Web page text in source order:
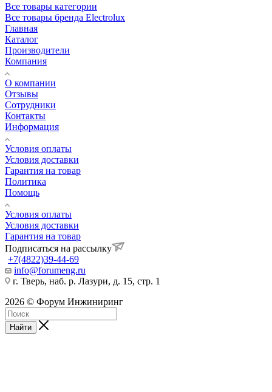
Все товары категории
Все товары бренда Electrolux
Главная
Каталог
Производители
Компания
О компании
Отзывы
Сотрудники
Контакты
Информация
Условия оплаты
Условия доставки
Гарантия на товар
Политика
Помощь
Условия оплаты
Условия доставки
Гарантия на товар
Подписаться на рассылку
+7(4822)39-44-69
info@forumeng.ru
г. Тверь, наб. р. Лазури, д. 15, стр. 1
2026 © Форум Инжиниринг
Найти